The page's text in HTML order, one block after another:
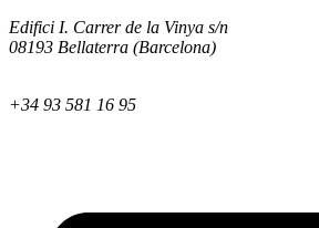
Edifici I. Carrer de la Vinya s/n
08193 Bellaterra (Barcelona)
+34 93 581 16 95